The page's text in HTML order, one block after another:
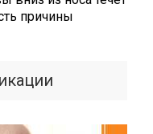
причины